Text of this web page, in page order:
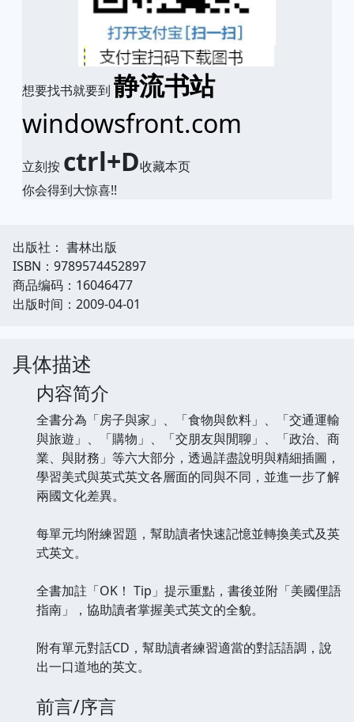
想要找书就要到 静流书站
windowsfront.com
立刻按 ctrl+D收藏本页
你会得到大惊喜!!
出版社： 書林出版
ISBN：9789574452897
商品编码：16046477
出版时间：2009-04-01
具体描述
内容简介
全書分為「房子與家」、「食物與飲料」、「交通運輸
與旅遊」、「購物」、「交朋友與閒聊」、「政治、商
業、與財務」等六大部分，透過詳盡說明與精細插圖，
學習美式與英式英文各層面的同與不同，並進一步了解
兩國文化差異。
每單元均附練習題，幫助讀者快速記憶並轉換美式及英
式英文。
全書加註「OK！ Tip」提示重點，書後並附「美國俚語
指南」，協助讀者掌握美式英文的全貌。
附有單元對話CD，幫助讀者練習適當的對話語調，說
出一口道地的英文。
前言/序言